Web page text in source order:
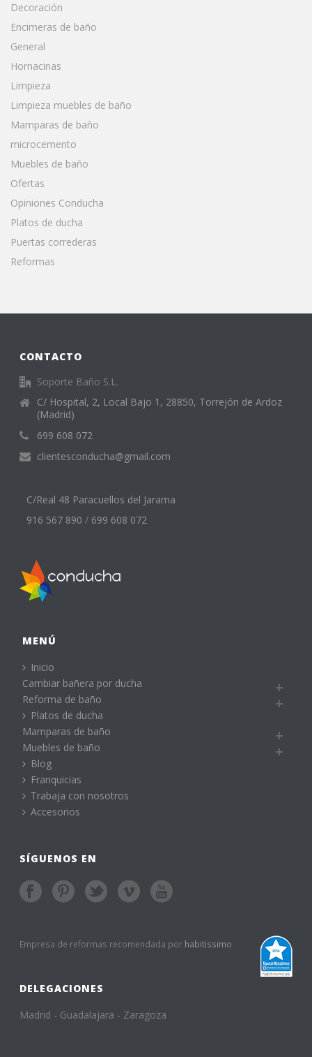
Decoración
Encimeras de baño
General
Hornacinas
Limpieza
Limpieza muebles de baño
Mamparas de baño
microcemento
Muebles de baño
Ofertas
Opiniones Conducha
Platos de ducha
Puertas correderas
Reformas
CONTACTO
Soporte Baño S.L.
C/ Hospital, 2, Local Bajo 1, 28850, Torrejón de Ardoz
(Madrid)
699 608 072
clientesconducha@gmail.com
C/Real 48 Paracuellos del Jarama
916 567 890 / 699 608 072
MENÚ
Inicio
Cambiar bañera por ducha
Reforma de baño
Platos de ducha
Mamparas de baño
Muebles de baño
Blog
Franquicias
Trabaja con nosotros
Accesorios
SÍGUENOS EN
Empresa de reformas recomendada por habitissimo
DELEGACIONES
Madrid - Guadalajara - Zaragoza